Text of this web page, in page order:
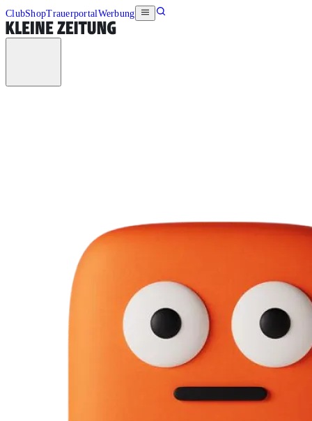
ClubShopTrauerportalWerbung